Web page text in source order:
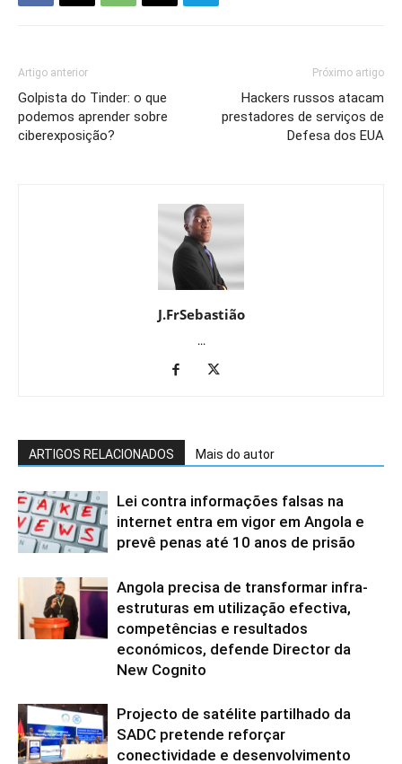
Artigo anterior
Golpista do Tinder: o que
podemos aprender sobre
ciberexposição?
Próximo artigo
Hackers russos atacam
prestadores de serviços de
Defesa dos EUA
J.FrSebastião
...
ARTIGOS RELACIONADOS Mais do autor
Lei contra informações falsas na
internet entra em vigor em Angola e
prevê penas até 10 anos de prisão
Angola precisa de transformar infra-
estruturas em utilização efectiva,
competências e resultados
económicos, defende Director da
New Cognito
Projecto de satélite partilhado da
SADC pretende reforçar
conectividade e desenvolvimento